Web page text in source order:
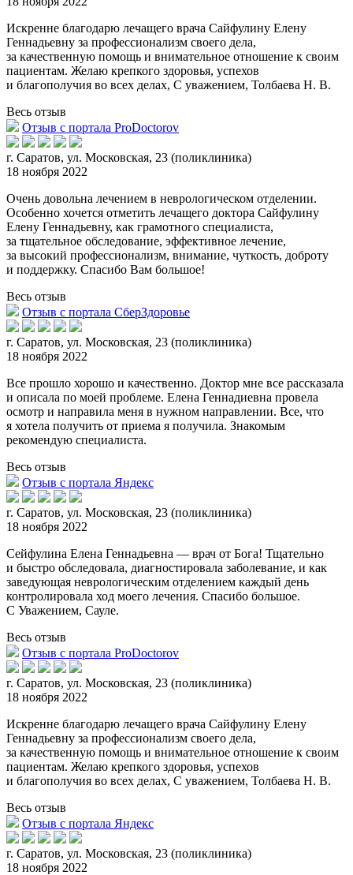
Искренне благодарю лечащего врача Сайфулину Елену
Геннадьевну за профессионализм своего дела,
за качественную помощь и внимательное отношение к своим
пациентам. Желаю крепкого здоровья, успехов
и благополучия во всех делах, С уважением, Толбаева Н. В.
Весь отзыв
Отзыв с портала ProDoctorov
г. Саратов, ул. Московская, 23 (поликлиника)
18 ноября 2022
Очень довольна лечением в неврологическом отделении.
Особенно хочется отметить лечащего доктора Сайфулину
Елену Геннадьевну, как грамотного специалиста,
за тщательное обследование, эффективное лечение,
за высокий профессионализм, внимание, чуткость, доброту
и поддержку. Спасибо Вам большое!
Весь отзыв
Отзыв с портала СберЗдоровье
г. Саратов, ул. Московская, 23 (поликлиника)
18 ноября 2022
Все прошло хорошо и качественно. Доктор мне все рассказала
и описала по моей проблеме. Елена Геннадиевна провела
осмотр и направила меня в нужном направлении. Все, что
я хотела получить от приема я получила. Знакомым
рекомендую специалиста.
Весь отзыв
Отзыв с портала Яндекс
г. Саратов, ул. Московская, 23 (поликлиника)
18 ноября 2022
Сейфулина Елена Геннадьевна — врач от Бога! Тщательно
и быстро обследовала, диагностировала заболевание, и как
заведующая неврологическим отделением каждый день
контролировала ход моего лечения. Спасибо большое.
С Уважением, Сауле.
Весь отзыв
Отзыв с портала ProDoctorov
г. Саратов, ул. Московская, 23 (поликлиника)
18 ноября 2022
Искренне благодарю лечащего врача Сайфулину Елену
Геннадьевну за профессионализм своего дела,
за качественную помощь и внимательное отношение к своим
пациентам. Желаю крепкого здоровья, успехов
и благополучия во всех делах, С уважением, Толбаева Н. В.
Весь отзыв
Отзыв с портала Яндекс
г. Саратов, ул. Московская, 23 (поликлиника)
18 ноября 2022